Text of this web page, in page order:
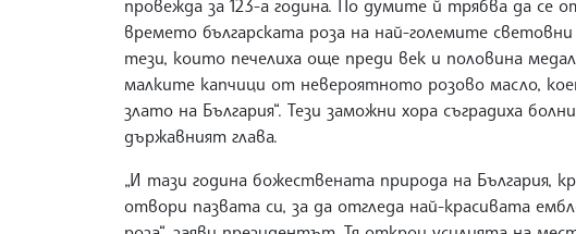
провежда за 123-а година. По думите й трябва да се
времето българската роза на най-големите
тези, които печелиха още преди век и половина
малките капчици от невероятното розово масло,
злато на България“. Тези заможни хора съградиха
държавният глава.
„И тази година божествената природа на България,
отвори пазвата си, за да отгледа най-красивата